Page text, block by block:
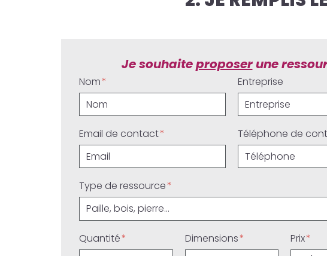
Je souhaiteproposerune
Nom Entreprise
Email de contact Téléphone de
Type de ressource
Quantité Dimensions Prix